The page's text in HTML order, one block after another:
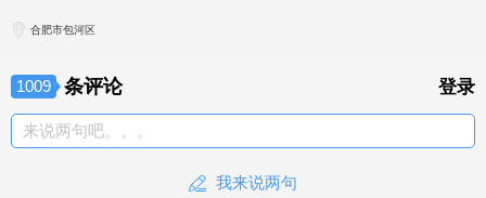
合肥市包河区
1009 条评论 登录
来说两句吧。。。
我来说两句